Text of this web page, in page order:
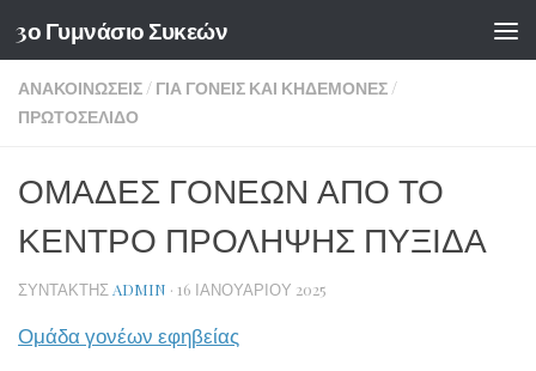
Skip to content
3ο Γυμνάσιο Συκεών
ΑΝΑΚΟΙΝΏΣΕΙΣ/ ΓΙΑ ΓΟΝΕΊΣ ΚΑΙ ΚΗΔΕΜΌΝΕΣ/
ΠΡΩΤΟΣΈΛΙΔΟ
ΟΜΑΔΕΣ ΓΟΝΕΩΝ ΑΠΟ ΤΟ
ΚΕΝΤΡΟ ΠΡΟΛΗΨΗΣ ΠΥΞΙΔΑ
ΣΥΝΤΆΚΤΗΣ ADMIN · 16 ΙΑΝΟΥΑΡΊΟΥ 2025
Ομάδα γονέων εφηβείας